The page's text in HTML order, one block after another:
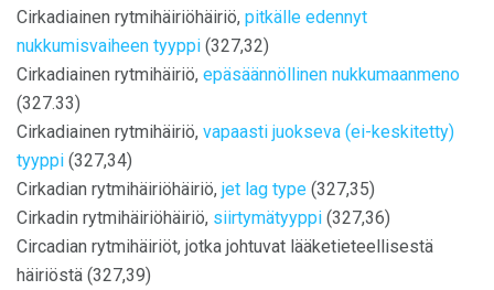
Cirkadiainen rytmihäiriöhäiriö, pitkälle edennyt
nukkumisvaiheen tyyppi (327,32)
Cirkadiainen rytmihäiriö, epäsäännöllinen nukkumaanmeno
(327.33)
Cirkadiainen rytmihäiriö, vapaasti juokseva (ei-keskitetty)
tyyppi (327,34)
Cirkadian rytmihäiriöhäiriö, jet lag type (327,35)
Cirkadin rytmihäiriöhäiriö, siirtymätyyppi (327,36)
Circadian rytmihäiriöt, jotka johtuvat lääketieteellisestä
häiriöstä (327,39)